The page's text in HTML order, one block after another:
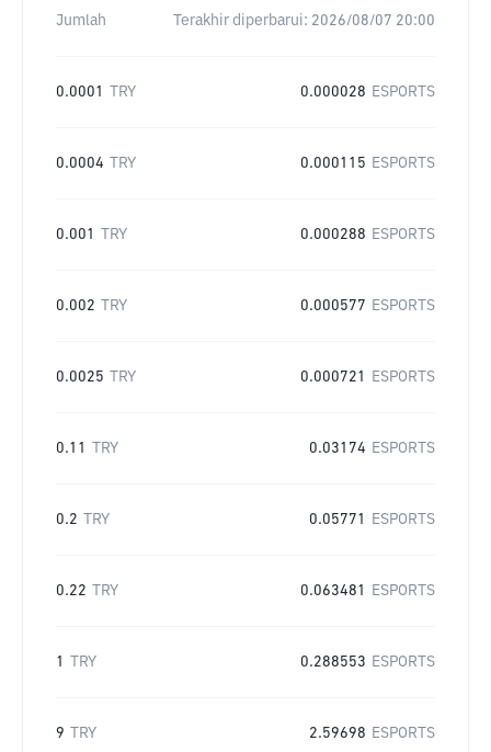
Jumlah Terakhir diperbarui: 2026/08/07 20:00
0.0001 TRY 0.000028 ESPORTS
0.0004 TRY 0.000115 ESPORTS
0.001 TRY 0.000288 ESPORTS
0.002 TRY 0.000577 ESPORTS
0.0025 TRY 0.000721 ESPORTS
0.11 TRY 0.03174 ESPORTS
0.2 TRY 0.05771 ESPORTS
0.22 TRY 0.063481 ESPORTS
1 TRY 0.288553 ESPORTS
9 TRY 2.59698 ESPORTS